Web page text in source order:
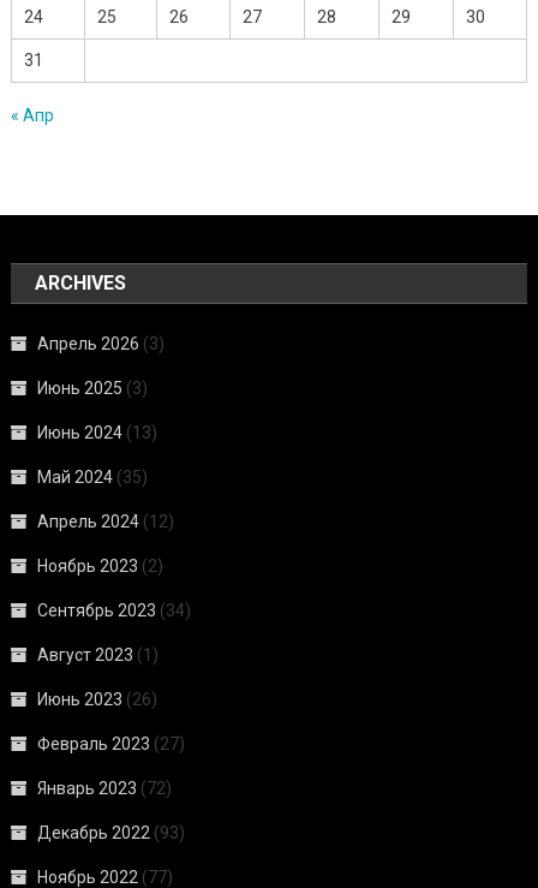
24 25 26 27 28 29 30
31
« Апр
ARCHIVES
Апрель 2026 (3)
Июнь 2025 (3)
Июнь 2024 (13)
Май 2024 (35)
Апрель 2024 (12)
Ноябрь 2023 (2)
Сентябрь 2023 (34)
Август 2023 (1)
Июнь 2023 (26)
Февраль 2023 (27)
Январь 2023 (72)
Декабрь 2022 (93)
Ноябрь 2022 (77)